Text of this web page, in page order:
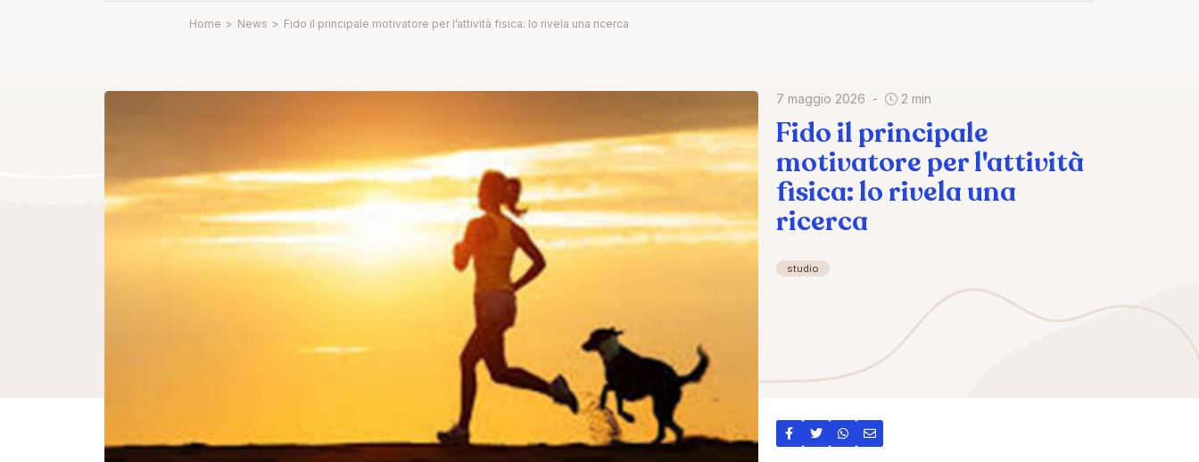
Home > News > Fido il principale motivatore per l’attività fisica: lo rivela una ricerca
7 maggio 2026 2 min
Fido il principale
motivatore per l'attività
fisica: lo rivela una
ricerca
studio